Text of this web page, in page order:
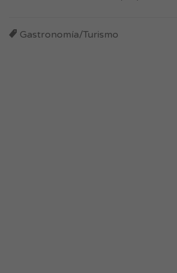
Gastronomía/Turismo